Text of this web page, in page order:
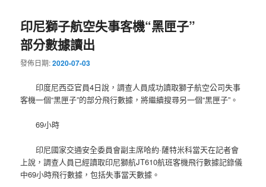
印尼獅子航空失事客機“黑匣子”
部分數據讀出
發佈日期:2020-07-03
印度尼西亞官員4日說，調查人員成功讀取獅子航空公司失事
客機一個“黑匣子”的部分飛行數據，將繼續搜尋另一個“黑匣子”。
69小時
印尼國家交通安全委員會副主席哈約·薩特米科當天在記者會
上說，調查人員已經讀取印尼獅航JT610航班客機飛行數據記錄儀
中69小時飛行數據，包括失事當天數據。